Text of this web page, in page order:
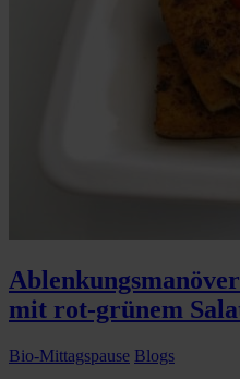
mit rot-grünem
Bio-Mittagspause Blogs